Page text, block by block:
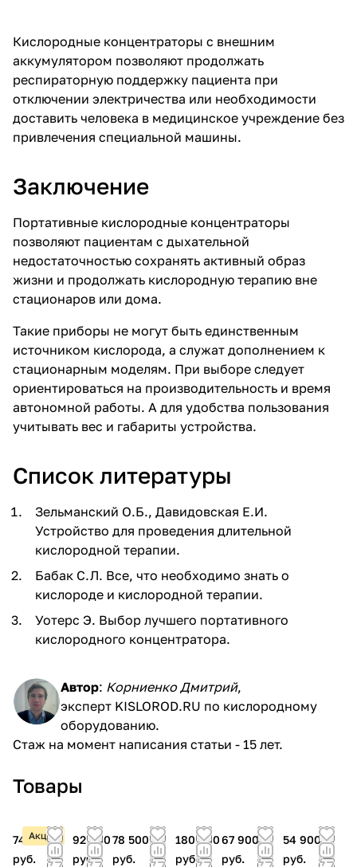
Кислородные концентраторы с внешним
аккумулятором позволяют продолжать
респираторную поддержку пациента при
отключении электричества или необходимости
доставить человека в медицинское учреждение без
привлечения специальной машины.
Заключение
Портативные кислородные концентраторы
позволяют пациентам с дыхательной
недостаточностью сохранять активный образ
жизни и продолжать кислородную терапию вне
стационаров или дома.
Такие приборы не могут быть единственным
источником кислорода, а служат дополнением к
стационарным моделям. При выборе следует
ориентироваться на производительность и время
автономной работы. А для удобства пользования
учитывать вес и габариты устройства.
Список литературы
Зельманский О.Б., Давидовская Е.И.
Устройство для проведения длительной
кислородной терапии.
Бабак С.Л. Все, что необходимо знать о
кислороде и кислородной терапии.
Уотерс Э. Выбор лучшего портативного
кислородного концентратора.
Автор: Корниенко Дмитрий,
эксперт KISLOROD.RU по кислородному
оборудованию.
Стаж на момент написания статьи - 15 лет.
Товары
Акция
74 900
руб.
92 900
руб.
78 500
руб.
180 000
руб.
67 900
руб.
54 900
руб.